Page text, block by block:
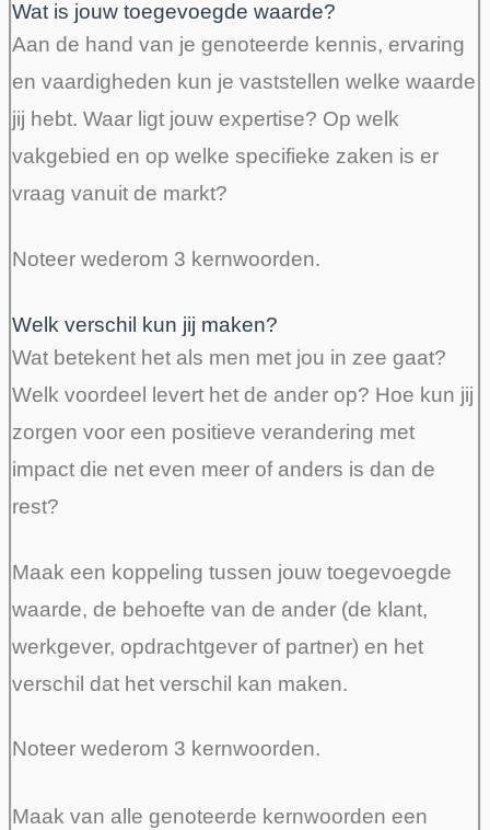
Wat is jouw toegevoegde waarde?
Aan de hand van je genoteerde kennis, ervaring
en vaardigheden kun je vaststellen welke waarde
jij hebt. Waar ligt jouw expertise? Op welk
vakgebied en op welke specifieke zaken is er
vraag vanuit de markt?
Noteer wederom 3 kernwoorden.
Welk verschil kun jij maken?
Wat betekent het als men met jou in zee gaat?
Welk voordeel levert het de ander op? Hoe kun jij
zorgen voor een positieve verandering met
impact die net even meer of anders is dan de
rest?
Maak een koppeling tussen jouw toegevoegde
waarde, de behoefte van de ander (de klant,
werkgever, opdrachtgever of partner) en het
verschil dat het verschil kan maken.
Noteer wederom 3 kernwoorden.
Maak van alle genoteerde kernwoorden een